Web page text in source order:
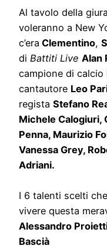
Al tavolo della
voleranno a New
c’era Clementino,
di Battiti Live Alan
campione di calcio
cantautore Leo
regista Stefano
Michele Calogiuri,
Penna, Maurizio
Vanessa Grey,
Adriani.
I 6 talenti scelti
vivere questa
Alessandro
Bascià